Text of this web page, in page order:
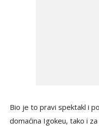
Bio je to pravi spektakl i
domaćina Igokeu, tako i